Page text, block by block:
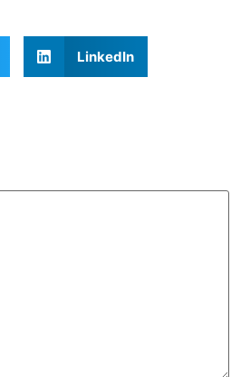
LinkedIn
Jansarokar Bharat